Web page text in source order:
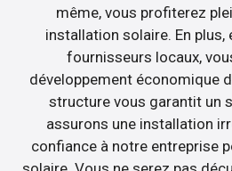
même, vous profiterez
installation solaire. En
fournisseurs locaux,
développement économique
structure vous garantit un
assurons une installation
confiance à notre entreprise